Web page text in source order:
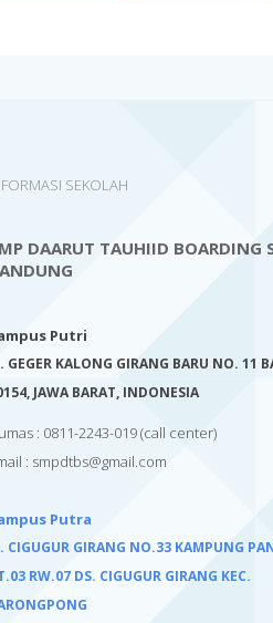
SEKOLAH
DAARUT TAUHIID BOARDING
Putri
GEGER KALONG GIRANG BARU NO. 11
JAWA BARAT, INDONESIA
: 0811-2243-019(call center)
: smpdtbs@gmail.com
Putra
CIGUGUR GIRANG NO.33 KAMPUNG
RW.07 DS. CIGUGUR GIRANG KEC.